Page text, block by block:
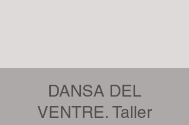
DANSA DEL
VENTRE. Taller